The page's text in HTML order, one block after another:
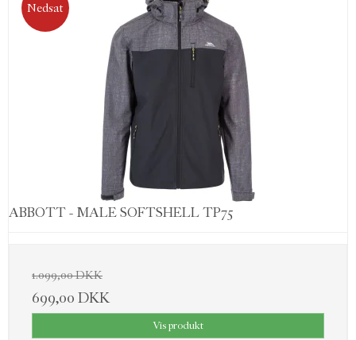
Nedsat
ABBOTT - MALE SOFTSHELL TP75
1.099,00 DKK
699,00 DKK
Vis produkt